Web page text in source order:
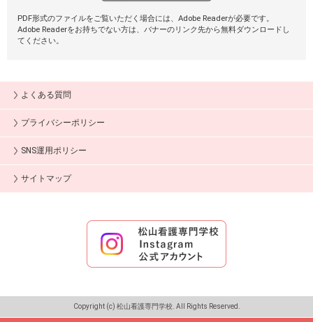
PDF形式のファイルをご覧いただく場合には、Adobe Readerが必要です。
Adobe Readerをお持ちでない方は、バナーのリンク先から無料ダウンロードし
てください。
よくある質問
プライバシーポリシー
SNS運用ポリシー
サイトマップ
Copyright (c) 松山看護専門学校. All Rights Reserved.